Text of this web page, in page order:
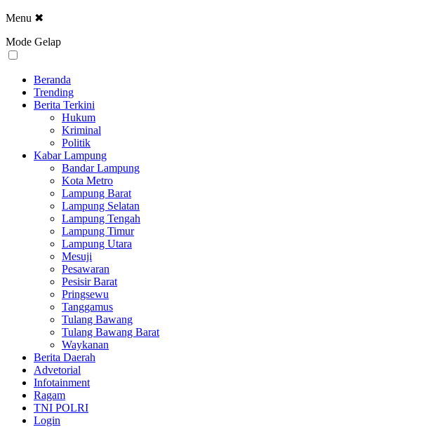
Menu ✖
Mode Gelap
Beranda
Trending
Berita Terkini
Hukum
Kriminal
Politik
Kabar Lampung
Bandar Lampung
Kota Metro
Lampung Barat
Lampung Selatan
Lampung Tengah
Lampung Timur
Lampung Utara
Mesuji
Pesawaran
Pesisir Barat
Pringsewu
Tanggamus
Tulang Bawang
Tulang Bawang Barat
Waykanan
Berita Daerah
Advetorial
Infotainment
Ragam
TNI POLRI
Login